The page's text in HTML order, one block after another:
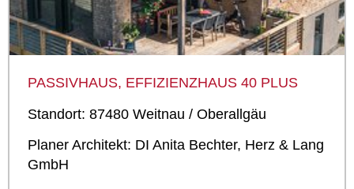
PASSIVHAUS, EFFIZIENZHAUS 40 PLUS
Standort: 87480 Weitnau / Oberallgäu
Planer Architekt: DI Anita Bechter, Herz & Lang
GmbH